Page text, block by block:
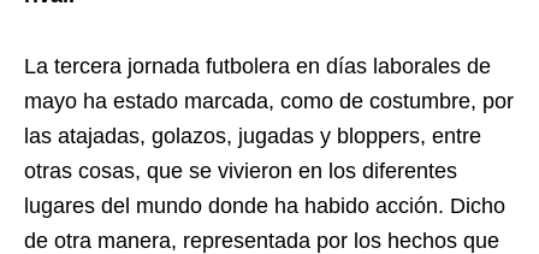
La tercera jornada futbolera en días laborales de
mayo ha estado marcada, como de costumbre, por
las atajadas, golazos, jugadas y bloppers, entre
otras cosas, que se vivieron en los diferentes
lugares del mundo donde ha habido acción. Dicho
de otra manera, representada por los hechos que